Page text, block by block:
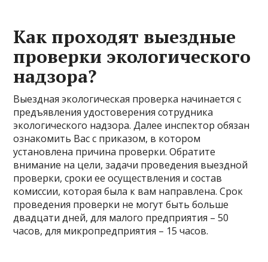
Как проходят выездные
проверки экологического
надзора?
Выездная экологическая проверка начинается с
предъявления удостоверения сотрудника
экологического надзора. Далее инспектор обязан
ознакомить Вас с приказом, в котором
установлена причина проверки. Обратите
внимание на цели, задачи проведения выездной
проверки, сроки ее осуществления и состав
комиссии, которая была к вам направлена. Срок
проведения проверки не могут быть больше
двадцати дней, для малого предприятия – 50
часов, для микропредприятия – 15 часов.